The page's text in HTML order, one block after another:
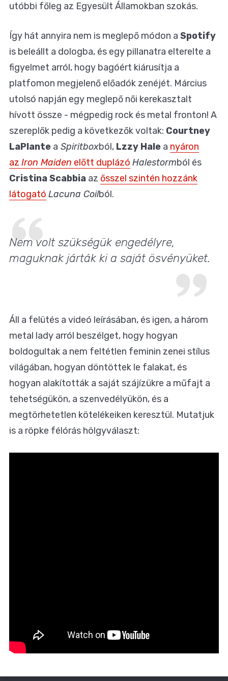
utóbbi főleg az Egyesült Államokban szokás.
Így hát annyira nem is meglepő módon a Spotify
is beleállt a dologba, és egy pillanatra elterelte a
figyelmet arról, hogy bagóért kiárusítja a
platfomon megjelenő előadók zenéjét. Március
utolsó napján egy meglepő női kerekasztalt
hívott össze - mégpedig rock és metal fronton! A
szereplők pedig a következők voltak: Courtney
LaPlante a Spiritboxból, Lzzy Hale a nyáron
az Iron Maiden előtt duplázó Halestormból és
Cristina Scabbia az ősszel szintén hozzánk
látogató Lacuna Coilból.
Nem volt szükségük engedélyre,
maguknak járták ki a saját ösvényüket.
Áll a felütés a videó leírásában, és igen, a három
metal lady arról beszélget, hogy hogyan
boldogultak a nem feltétlen feminin zenei stílus
világában, hogyan döntöttek le falakat, és
hogyan alakították a saját szájízükre a műfajt a
tehetségükön, a szenvedélyükön, és a
megtörhetetlen kötelékeiken keresztül. Mutatjuk
is a röpke félórás hölgyválaszt: